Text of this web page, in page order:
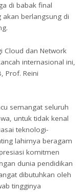
di babak final
akan berlangsung di
Cloud dan Network
internasional ini,
Prof. Reini
semangat seluruh
untuk tidak kenal
teknologi-
lahirnya beragam
komitmen
dunia pendidikan
dibutuhkan oleh
tingginya